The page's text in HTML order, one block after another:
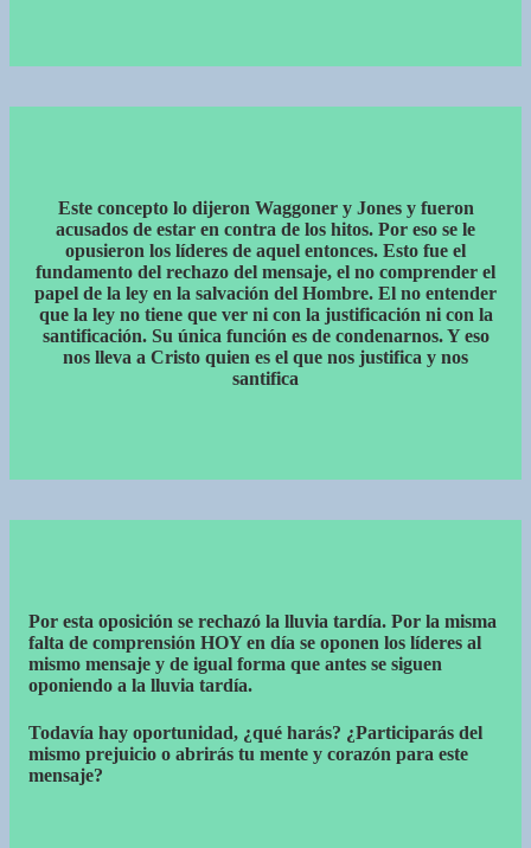
Este concepto lo dijeron Waggoner y Jones y fueron
acusados de estar en contra de los hitos. Por eso se le
opusieron los líderes de aquel entonces. Esto fue el
fundamento del rechazo del mensaje, el no comprender el
papel de la ley en la salvación del Hombre. El no entender
que la ley no tiene que ver ni con la justificación ni con la
santificación. Su única función es de condenarnos. Y eso
nos lleva a Cristo quien es el que nos justifica y nos
santifica
Por esta oposición se rechazó la lluvia tardía. Por la misma
falta de comprensión HOY en día se oponen los líderes al
mismo mensaje y de igual forma que antes se siguen
oponiendo a la lluvia tardía.
Todavía hay oportunidad, ¿qué harás? ¿Participarás del
mismo prejuicio o abrirás tu mente y corazón para este
mensaje?